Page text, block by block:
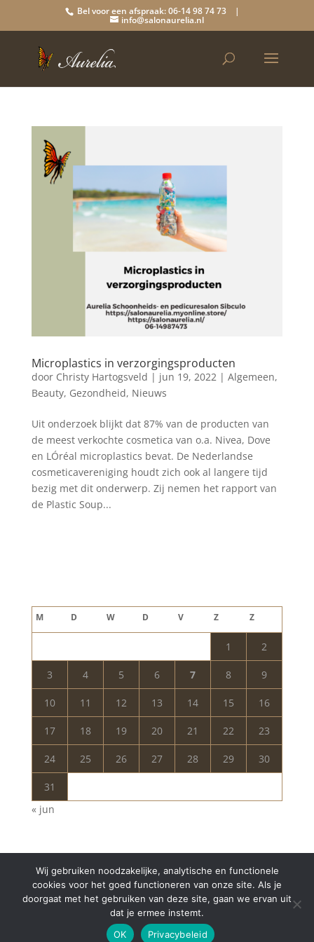
Bel voor een afspraak: 06-14 98 74 73 |
info@salonaurelia.nl
Microplastics in verzorgingsproducten
door Christy Hartogsveld | jun 19, 2022| Algemeen,
Beauty, Gezondheid, Nieuws
Uit onderzoek blijkt dat 87% van de producten van
de meest verkochte cosmetica van o.a. Nivea, Dove
en LÓréal microplastics bevat. De Nederlandse
cosmeticavereniging houdt zich ook al langere tijd
bezig met dit onderwerp. Zij nemen het rapport van
de Plastic Soup...
M D W D V Z Z
1 2
3 4 5 6 7 8 9
10 11 12 13 14 15 16
17 18 19 20 21 22 23
24 25 26 27 28 29 30
31
« jun
Copyright © 2024 Aurelia Schoonheidssalon | All
Rights Reserved | WebdesignAppdsgn
Wij gebruiken noodzakelijke, analytische en functionele
cookies voor het goed functioneren van onze site. Als je
doorgaat met het gebruiken van deze site, gaan we ervan uit
dat je ermee instemt.
OK
Privacybeleid